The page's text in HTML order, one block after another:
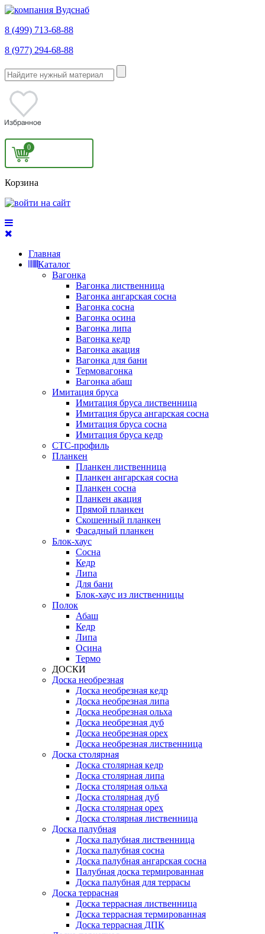
8 (499) 713-68-88
8 (977) 294-68-88
0
Корзина
Главная
Каталог
Вагонка
Вагонка лиственница
Вагонка ангарская сосна
Вагонка сосна
Вагонка осина
Вагонка липа
Вагонка кедр
Вагонка акация
Вагонка для бани
Термовагонка
Вагонка абаш
Имитация бруса
Имитация бруса лиственница
Имитация бруса ангарская сосна
Имитация бруса сосна
Имитация бруса кедр
СТС-профиль
Планкен
Планкен лиственница
Планкен ангарская сосна
Планкен сосна
Планкен акация
Прямой планкен
Скошенный планкен
Фасадный планкен
Блок-хаус
Сосна
Кедр
Липа
Для бани
Блок-хаус из лиственницы
Полок
Абаш
Кедр
Липа
Осина
Термо
ДОСКИ
Доска необрезная
Доска необрезная кедр
Доска необрезная липа
Доска необрезная ольха
Доска необрезная дуб
Доска необрезная орех
Доска необрезная лиственница
Доска столярная
Доска столярная кедр
Доска столярная липа
Доска столярная ольха
Доска столярная дуб
Доска столярная орех
Доска столярная лиственница
Доска палубная
Доска палубная лиственница
Доска палубная сосна
Доска палубная ангарская сосна
Палубная доска термированная
Доска палубная для террасы
Доска террасная
Доска террасная лиственница
Доска террасная термированная
Доска террасная ДПК